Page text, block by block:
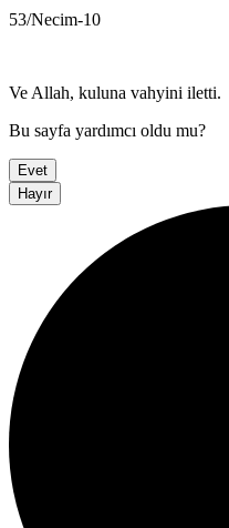
53/Necim-10
Ve Allah, kuluna vahyini iletti.
Bu sayfa yardımcı oldu mu?
Evet
Hayır